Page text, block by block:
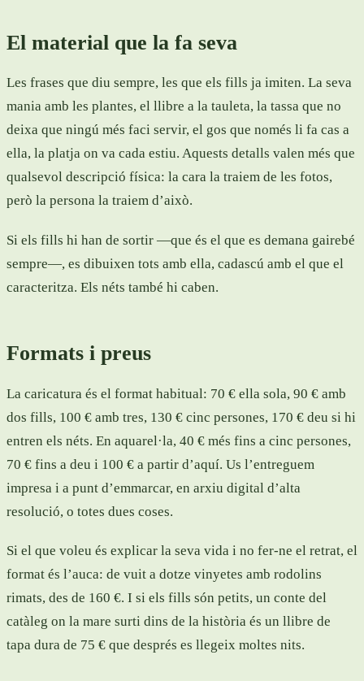
El material que la fa seva
Les frases que diu sempre, les que els fills ja imiten. La seva
mania amb les plantes, el llibre a la tauleta, la tassa que no
deixa que ningú més faci servir, el gos que només li fa cas a
ella, la platja on va cada estiu. Aquests detalls valen més que
qualsevol descripció física: la cara la traiem de les fotos,
però la persona la traiem d’això.
Si els fills hi han de sortir —que és el que es demana gairebé
sempre—, es dibuixen tots amb ella, cadascú amb el que el
caracteritza. Els néts també hi caben.
Formats i preus
La caricatura és el format habitual: 70 € ella sola, 90 € amb
dos fills, 100 € amb tres, 130 € cinc persones, 170 € deu si hi
entren els néts. En aquarel·la, 40 € més fins a cinc persones,
70 € fins a deu i 100 € a partir d’aquí. Us l’entreguem
impresa i a punt d’emmarcar, en arxiu digital d’alta
resolució, o totes dues coses.
Si el que voleu és explicar la seva vida i no fer-ne el retrat, el
format és l’auca: de vuit a dotze vinyetes amb rodolins
rimats, des de 160 €. I si els fills són petits, un conte del
catàleg on la mare surti dins de la història és un llibre de
tapa dura de 75 € que després es llegeix moltes nits.